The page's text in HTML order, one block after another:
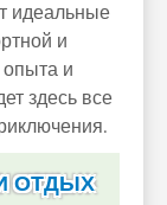
идеальные
и
и
здесь все
ОТДЫХ